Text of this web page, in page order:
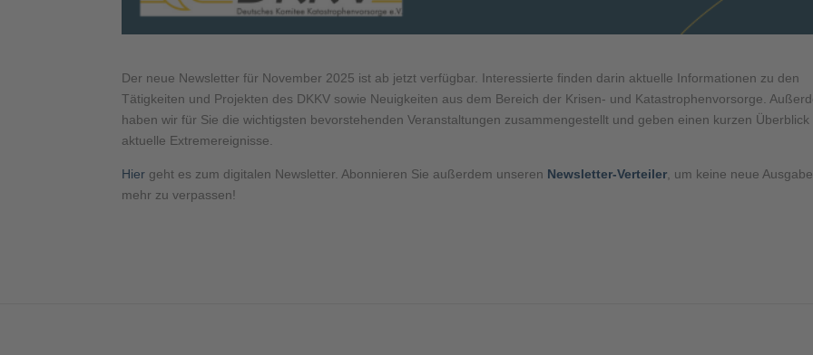
Der neue Newsletter für November 2025 ist ab jetzt verfügbar. Interessierte finden darin aktuelle Informationen zu den
Tätigkeiten und Projekten des DKKV sowie Neuigkeiten aus dem Bereich der Krisen- und Katastrophenvorsorge.
haben wir für Sie die wichtigsten bevorstehenden Veranstaltungen zusammengestellt und geben einen kurzen Überblick
aktuelle Extremereignisse.
Hier geht es zum digitalen Newsletter. Abonnieren Sie außerdem unseren Newsletter-Verteiler , um keine neue Ausgabe
mehr zu verpassen!